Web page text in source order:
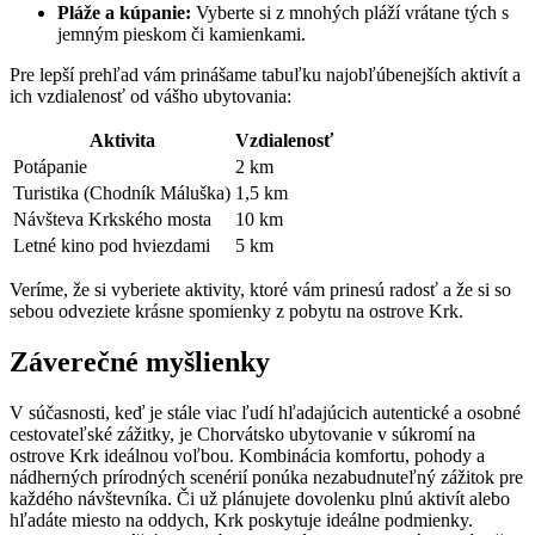
Pláže a kúpanie: Vyberte si z mnohých pláží vrátane tých s
jemným pieskom či kamienkami.
Pre lepší prehľad vám prinášame tabuľku najobľúbenejších aktivít a
ich vzdialenosť od vášho ubytovania:
Aktivita
Vzdialenosť
Potápanie
2 km
Turistika (Chodník Máluška) 1,5 km
Návšteva Krkského mosta
10 km
Letné kino pod hviezdami
5 km
Veríme, že si vyberiete aktivity, ktoré vám prinesú radosť a že si so
sebou odveziete krásne spomienky z pobytu na ostrove Krk.
Záverečné myšlienky
V súčasnosti, keď je stále viac ľudí hľadajúcich autentické a osobné
cestovateľské zážitky, je Chorvátsko ubytovanie v súkromí na
ostrove Krk ideálnou voľbou. Kombinácia komfortu, pohody a
nádherných prírodných scenérií ponúka nezabudnuteľný zážitok pre
každého návštevníka. Či už plánujete dovolenku plnú aktivít alebo
hľadáte miesto na oddych, Krk poskytuje ideálne podmienky.